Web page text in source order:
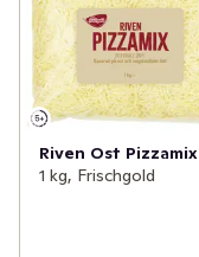
Riven Ost Pizzamix
1 kg, Frischgold